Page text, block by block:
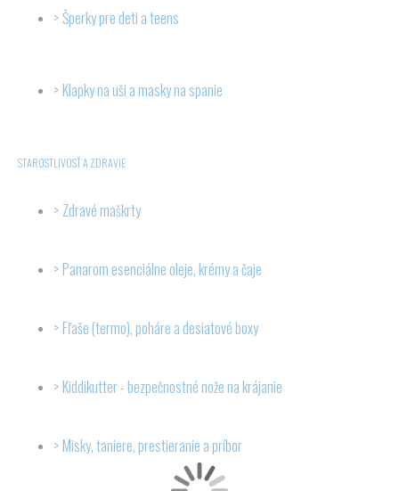
Šperky pre deti a teens
Klapky na uši a masky na spanie
STAROSTLIVOSŤ A ZDRAVIE
Zdravé maškrty
Panarom esenciálne oleje, krémy a čaje
Fľaše (termo), poháre a desiatové boxy
Kiddikutter - bezpečnostné nože na krájanie
Misky, taniere, prestieranie a príbor